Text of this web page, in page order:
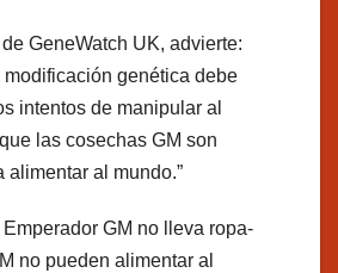
GeneWatch UK, advierte:
modificación genética debe
intentos de manipular al
las cosechas GM son
alimentar al mundo.”
GM no lleva ropa-
no pueden alimentar al